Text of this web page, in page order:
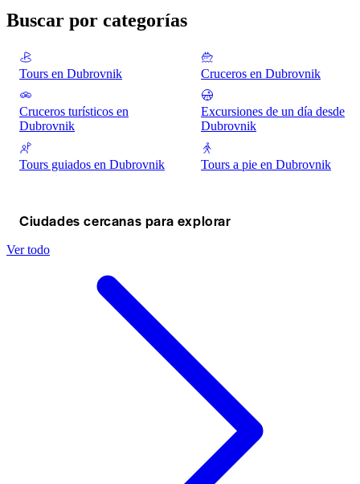
Buscar por categorías
Tours en Dubrovnik Cruceros en Dubrovnik
Cruceros turísticos en
Dubrovnik
Excursiones de un día desde
Dubrovnik
Tours guiados en Dubrovnik Tours a pie en Dubrovnik
Ciudades cercanas para explorar
Ver todo